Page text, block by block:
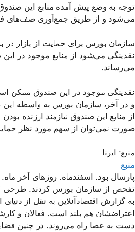
توجه به وضع پیش آمده منابع این
می‌شود و از طریق جمع‌آوری صف‌های
سازمان بورس برای حمایت از بازار در
نقدینگی می‌شود از منابع موجود در این
می‌رساند.
نقدینگی موجود در این صندوق ممکن
و در آخر، سازمان بورس به واسطه این
از منابع این صندوق نیازمند ارزنده
صورت نمی‌توان از سهم مورد نظر
منبع: ایرنا
منبع
پارسال بود. اسفندماه. روزهای آخر
تفحص از سازمان بورس کردند. طرحی
به گزارش اقتصادآنلاین به نقل از
اعتراضشان هم بلند است. فعالان و
دست به عصا راه می‌روند. در چنین